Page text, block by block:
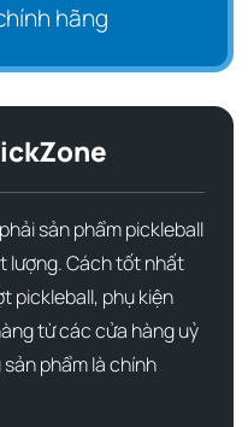
hãng
sản phẩm pickleball
lượng. Cách tốt nhất
pickleball, phụ kiện
từ các cửa hàng uỷ
phẩm là chính